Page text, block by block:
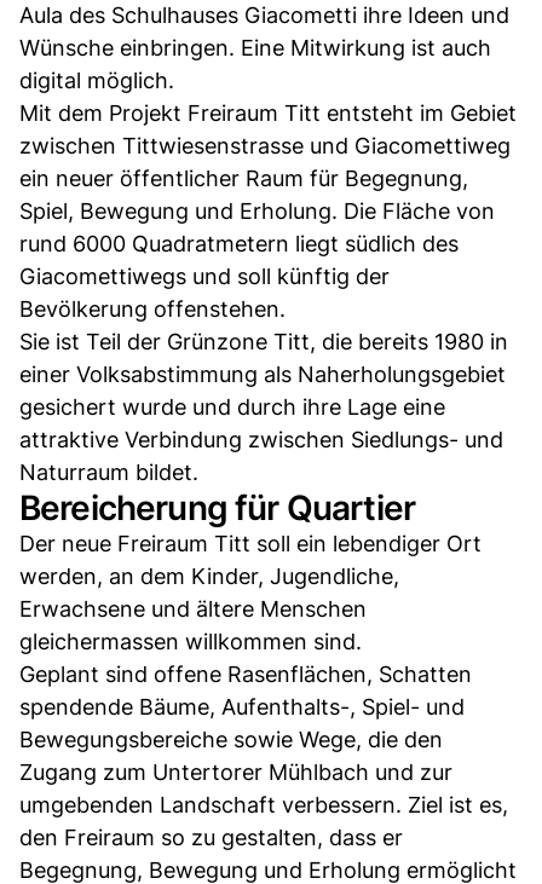
Aula des Schulhauses Giacometti ihre Ideen und
Wünsche einbringen. Eine Mitwirkung ist auch
digital möglich.
Mit dem Projekt Freiraum Titt entsteht im Gebiet
zwischen Tittwiesenstrasse und Giacomettiweg
ein neuer öffentlicher Raum für Begegnung,
Spiel, Bewegung und Erholung. Die Fläche von
rund 6000 Quadratmetern liegt südlich des
Giacomettiwegs und soll künftig der
Bevölkerung offenstehen.
Sie ist Teil der Grünzone Titt, die bereits 1980 in
einer Volksabstimmung als Naherholungsgebiet
gesichert wurde und durch ihre Lage eine
attraktive Verbindung zwischen Siedlungs- und
Naturraum bildet.
Bereicherung für Quartier
Der neue Freiraum Titt soll ein lebendiger Ort
werden, an dem Kinder, Jugendliche,
Erwachsene und ältere Menschen
gleichermassen willkommen sind.
Geplant sind offene Rasenflächen, Schatten
spendende Bäume, Aufenthalts-, Spiel- und
Bewegungsbereiche sowie Wege, die den
Zugang zum Untertorer Mühlbach und zur
umgebenden Landschaft verbessern. Ziel ist es,
den Freiraum so zu gestalten, dass er
Begegnung, Bewegung und Erholung ermöglicht